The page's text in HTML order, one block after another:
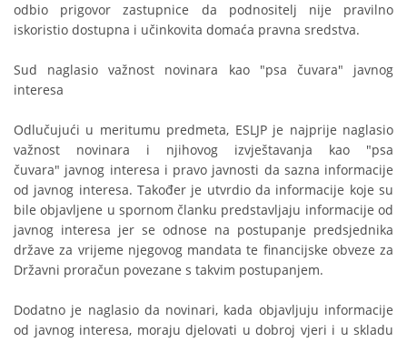
odbio prigovor zastupnice da podnositelj nije pravilno
iskoristio dostupna i učinkovita domaća pravna sredstva.
Sud naglasio važnost novinara kao "psa čuvara" javnog
interesa
Odlučujući u meritumu predmeta, ESLJP je najprije naglasio
važnost novinara i njihovog izvještavanja kao "psa
čuvara" javnog interesa i pravo javnosti da sazna informacije
od javnog interesa. Također je utvrdio da informacije koje su
bile objavljene u spornom članku predstavljaju informacije od
javnog interesa jer se odnose na postupanje predsjednika
države za vrijeme njegovog mandata te financijske obveze za
Državni proračun povezane s takvim postupanjem.
Dodatno je naglasio da novinari, kada objavljuju informacije
od javnog interesa, moraju djelovati u dobroj vjeri i u skladu